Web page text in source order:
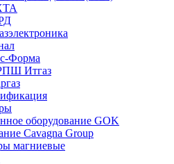
Форма
Итгаз
оборудование GOK
Cavagna Group
магниевые